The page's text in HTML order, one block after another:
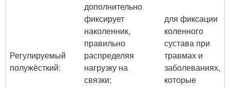
Регулируемый
полужёсткий:
дополнительно
фиксирует
наколенник,
правильно
распределяя
нагрузку на
связки;
для фиксации
коленного
сустава при
травмах и
заболеваниях,
которые